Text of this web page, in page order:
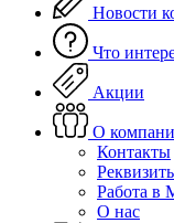
Новости
Что
Акции
О
Контакты
Работа в
О нас